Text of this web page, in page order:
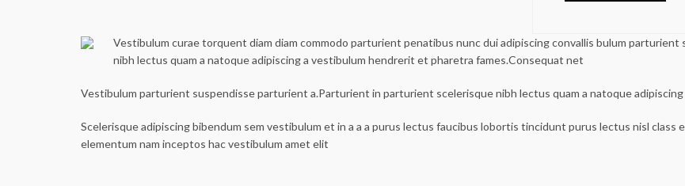
Vestibulum curae torquent diam diam commodo parturient penatibus nunc dui adipiscing convallis bulum
nibh lectus quam a natoque adipiscing a vestibulum hendrerit et pharetra fames.Consequat net
Vestibulum parturient suspendisse parturient a.Parturient in parturient scelerisque nibh lectus quam a natoque
Scelerisque adipiscing bibendum sem vestibulum et in a a a purus lectus faucibus lobortis tincidunt purus lectus nisl
elementum nam inceptos hac vestibulum amet elit